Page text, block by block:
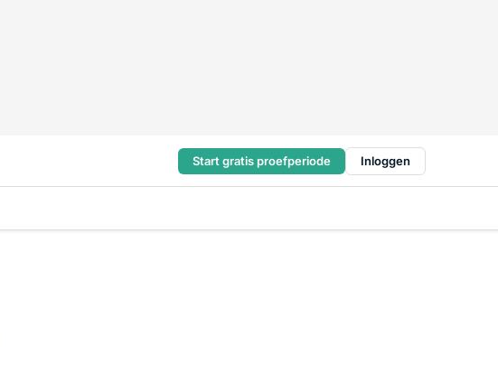
Start gratis proefperiode Inloggen